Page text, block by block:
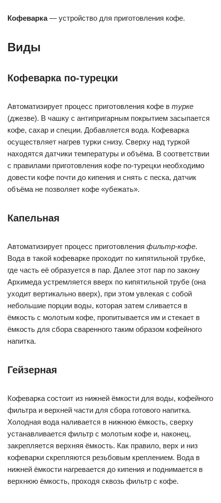
Кофеварка— устройство для приготовления кофе.
Виды
Кофеварка по-турецки
Автоматизирует процесс приготовления кофе в турке
(джезве). В чашку с антипригарным покрытием засыпается
кофе, сахар и специи. Добавляется вода. Кофеварка
осуществляет нагрев турки снизу. Сверху над туркой
находятся датчики температуры и объёма. В соответствии
с правилами приготовления кофе по-турецки необходимо
довести кофе почти до кипения и снять с песка, датчик
объёма не позволяет кофе «убежать».
Капельная
Автоматизирует процесс приготовления фильтр-кофе.
Вода в такой кофеварке проходит по кипятильной трубке,
где часть её образуется в пар. Далее этот пар по закону
Архимеда устремляется вверх по кипятильной трубе (она
уходит вертикально вверх), при этом увлекая с собой
небольшие порции воды, которая затем сливается в
ёмкость с молотым кофе, пропитывается им и стекает в
ёмкость для сбора сваренного таким образом кофейного
напитка.
Гейзерная
Кофеварка состоит из нижней ёмкости для воды, кофейного
фильтра и верхней части для сбора готового напитка.
Холодная вода наливается в нижнюю ёмкость, сверху
устанавливается фильтр с молотым кофе и, наконец,
закрепляется верхняя ёмкость. Как правило, верх и низ
кофеварки скрепляются резьбовым креплением. Вода в
нижней ёмкости нагревается до кипения и поднимается в
верхнюю ёмкость, проходя сквозь фильтр с кофе.